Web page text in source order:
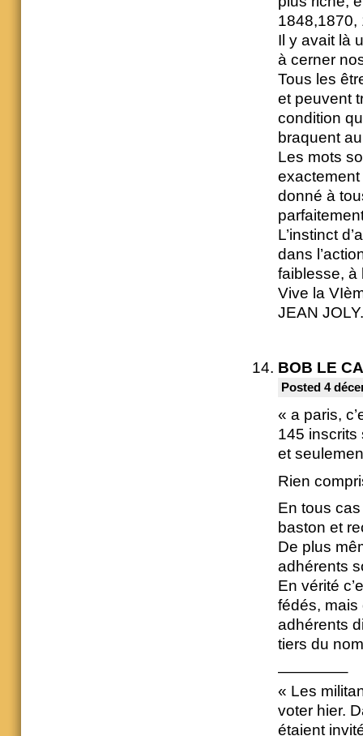
1848,1870,
Il y avait là
à cerner
Tous les
et peuvent
condition
braquent
Les mots
exactement
donné à
L’instinct
dans
faiblesse, à
Vive la
JEAN JOLY.
BOB LE
Posted 4
« a paris,
145 inscrits
et
Rien
En tous
baston et
De plus
adhérents
En vérité
fédés, mais
adhérents
tiers du
————–
« Les
voter hier.
étaient